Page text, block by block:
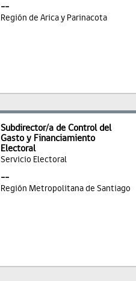
--
Región de Arica y Parinacota
Subdirector/a de Control del
Gasto y Financiamiento
Electoral
Servicio Electoral
--
Región Metropolitana de Santiago